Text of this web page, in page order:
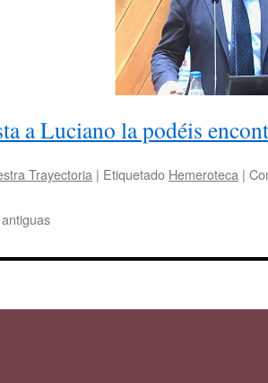
a Luciano la podéis
Trayectoria | Etiquetado Hemeroteca |